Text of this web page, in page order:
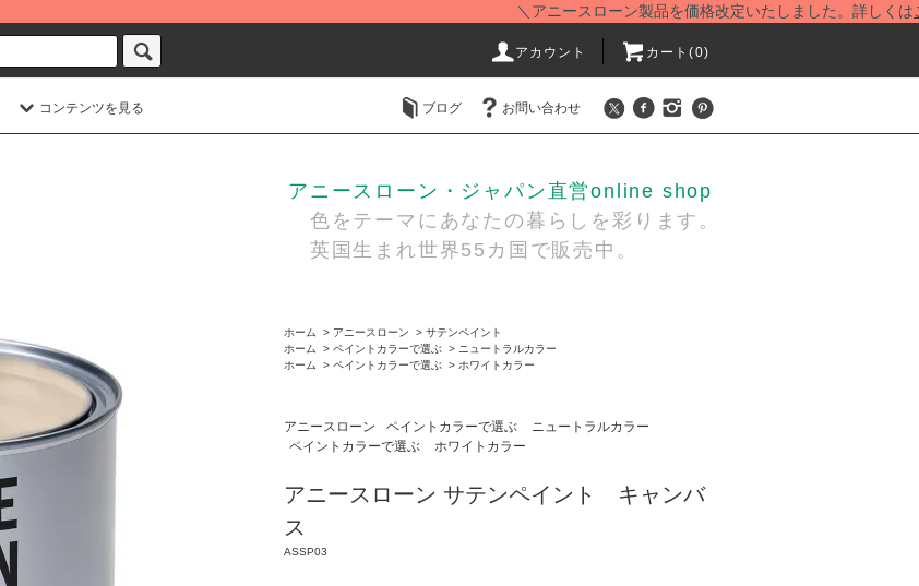
＼アニースローン製品を価格改定いたしました。詳しくはこちら
アカウント カート(0)
コンテンツを見る ブログ お問い合わせ
アニースローン・ジャパン直営online shop
色をテーマにあなたの暮らしを彩ります。
英国生まれ世界55カ国で販売中。
ホーム > アニースローン > サテンペイント
ホーム
> ペイントカラーで選ぶ > ニュートラルカラー
ホーム
> ペイントカラーで選ぶ > ホワイトカラー
アニースローン ペイントカラーで選ぶ
ニュートラルカラー
ペイントカラーで選ぶ
ホワイトカラー
アニースローン サテンペイント キャンバ
ス
ASSP03